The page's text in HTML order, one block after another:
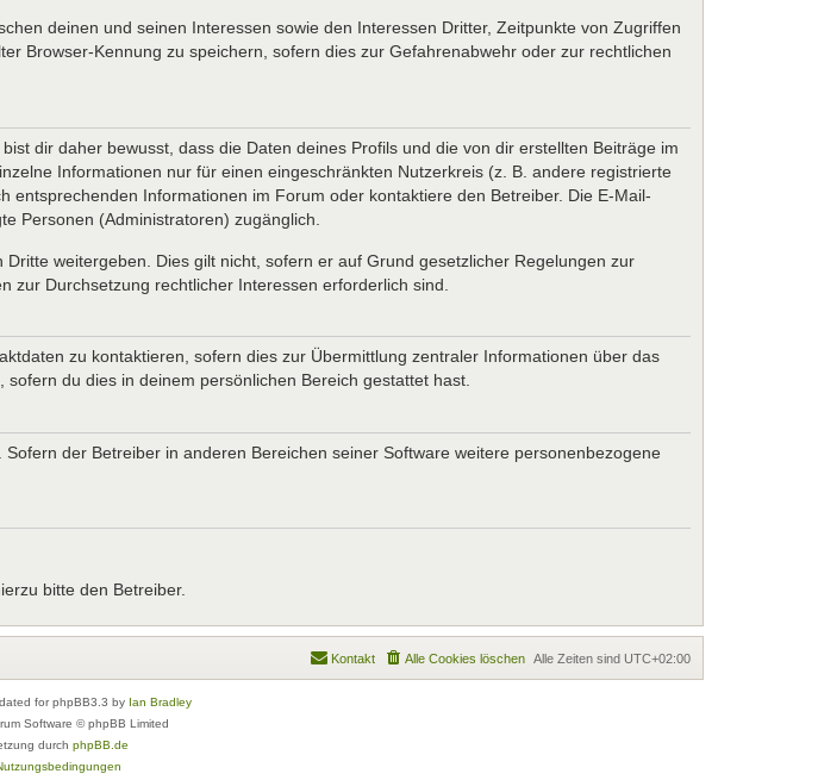
deinen und seinen Interessen sowie den Interessen Dritter, Zeitpunkte von Zugriffen
Browser-Kennung zu speichern, sofern dies zur Gefahrenabwehr oder zur rechtlichen
dir daher bewusst, dass die Daten deines Profils und die von dir erstellten Beiträge im
Informationen nur für einen eingeschränkten Nutzerkreis (z. B. andere registrierte
Informationen im Forum oder kontaktiere den Betreiber. Die E-Mail-
Personen (Administratoren) zugänglich.
weitergeben. Dies gilt nicht, sofern er auf Grund gesetzlicher Regelungen zur
Durchsetzung rechtlicher Interessen erforderlich sind.
zu kontaktieren, sofern dies zur Übermittlung zentraler Informationen über das
du dies in deinem persönlichen Bereich gestattet hast.
der Betreiber in anderen Bereichen seiner Software weitere personenbezogene
bitte den Betreiber.
Alle Zeiten sind UTC+02:00
Alle Cookies löschen
Kontakt
for phpBB3.3 by Ian Bradley
Software © phpBB Limited
durch phpBB.de